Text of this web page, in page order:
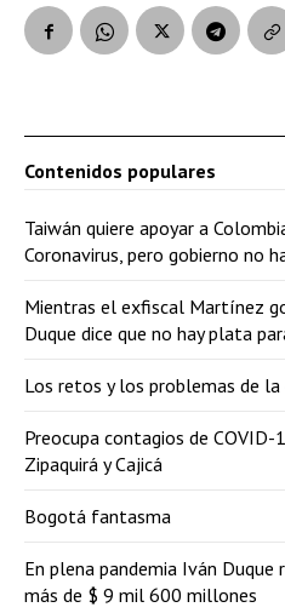
Contenidos populares
Taiwán quiere apoyar a
Coronavirus, pero gobierno no
Mientras el exfiscal Martínez
Duque dice que no hay plata
Los retos y los problemas de la
Preocupa contagios de
Zipaquirá y Cajicá
Bogotá fantasma
En plena pandemia Iván
más de $ 9 mil 600 millones